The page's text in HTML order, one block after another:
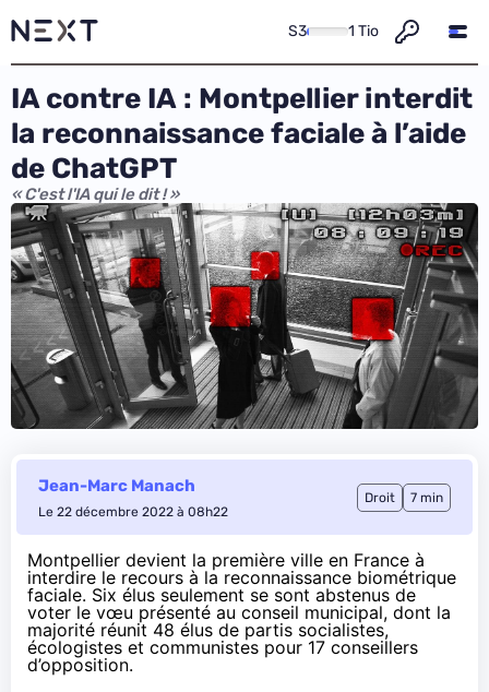
S3 1 Tio
IA contre IA : Montpellier interdit
la reconnaissance faciale à l’aide
de ChatGPT
« C'est l'IA qui le dit ! »
Jean-Marc Manach
Le 22 décembre 2022 à 08h22
Droit 7 min
Montpellier devient la première ville en France à
interdire le recours à la reconnaissance biométrique
faciale. Six élus seulement se sont abstenus de
voter le vœu présenté au conseil municipal, dont la
majorité réunit 48 élus de partis socialistes,
écologistes et communistes pour 17 conseillers
d’opposition.